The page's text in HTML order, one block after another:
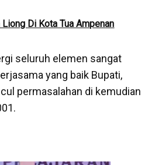
Liong Di Kota Tua Ampenan
seluruh elemen sangat
yang baik Bupati,
permasalahan di kemudian